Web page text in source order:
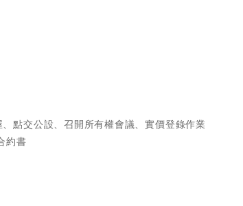
點交公設、召開所有權會議、實價登錄作業
約書